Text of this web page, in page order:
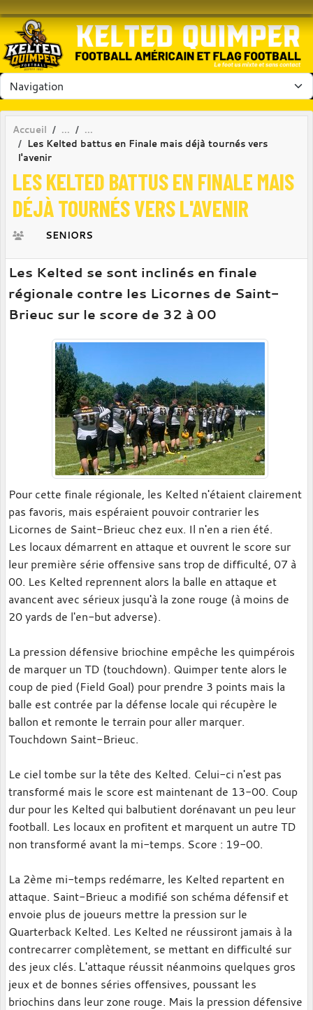
Accueil
Les Kelted battus en Finale mais déjà tournés vers
l'avenir
LES KELTED BATTUS EN FINALE MAIS
DÉJÀ TOURNÉS VERS L'AVENIR
SENIORS
Les Kelted se sont inclinés en finale
régionale contre les Licornes de Saint-
Brieuc sur le score de 32 à 00
Pour cette finale régionale, les Kelted n'étaient clairement
pas favoris, mais espéraient pouvoir contrarier les
Licornes de Saint-Brieuc chez eux. Il n'en a rien été.
Les locaux démarrent en attaque et ouvrent le score sur
leur première série offensive sans trop de difficulté, 07 à
00. Les Kelted reprennent alors la balle en attaque et
avancent avec sérieux jusqu'à la zone rouge (à moins de
20 yards de l'en-but adverse).
La pression défensive briochine empêche les quimpérois
de marquer un TD (touchdown). Quimper tente alors le
coup de pied (Field Goal) pour prendre 3 points mais la
balle est contrée par la défense locale qui récupère le
ballon et remonte le terrain pour aller marquer.
Touchdown Saint-Brieuc.
Le ciel tombe sur la tête des Kelted. Celui-ci n'est pas
transformé mais le score est maintenant de 13-00. Coup
dur pour les Kelted qui balbutient dorénavant un peu leur
football. Les locaux en profitent et marquent un autre TD
non transformé avant la mi-temps. Score : 19-00.
La 2ème mi-temps redémarre, les Kelted repartent en
attaque. Saint-Brieuc a modifié son schéma défensif et
envoie plus de joueurs mettre la pression sur le
Quarterback Kelted. Les Kelted ne réussiront jamais à la
contrecarrer complètement, se mettant en difficulté sur
des jeux clés. L'attaque réussit néanmoins quelques gros
jeux et de bonnes séries offensives, poussant les
briochins dans leur zone rouge. Mais la pression défensive
Panneau de gestion des cookies